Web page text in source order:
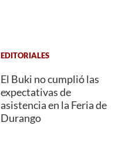
EDITORIALES
El Buki no cumplió las
expectativas de
asistencia en la Feria de
Durango